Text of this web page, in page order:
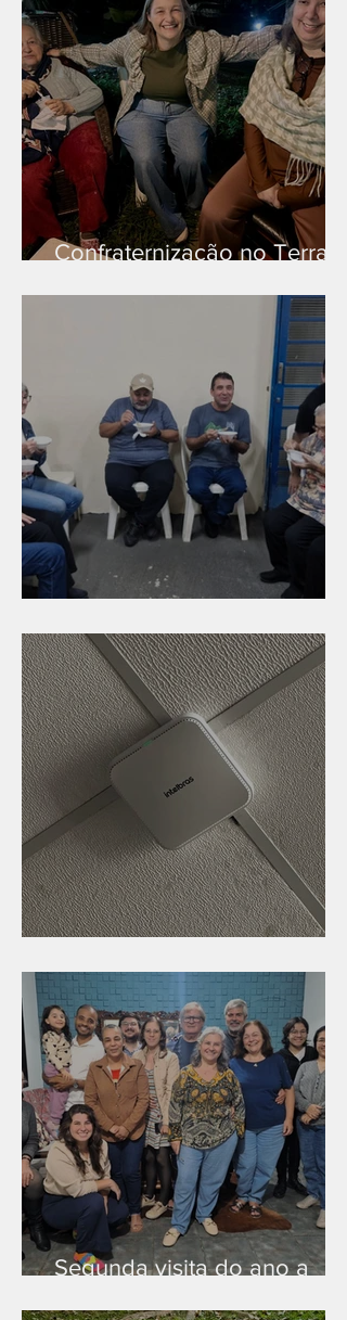
Confraternização no Terra
Segunda visita do ano a